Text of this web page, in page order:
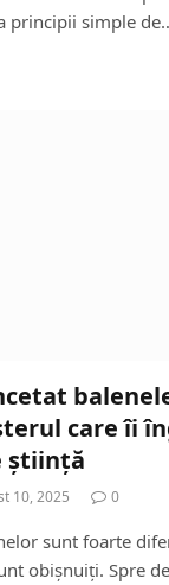
principii simple
care îi
știință
10, 2025 0
sunt foarte
obișnuiți. Spre